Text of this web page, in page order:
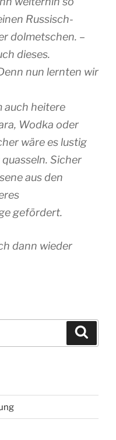
Russisch-
dolmetschen. –
dieses.
nun lernten wir
auch heitere
Wodka oder
wäre es lustig
Sicher
aus den
gefördert.
dann wieder